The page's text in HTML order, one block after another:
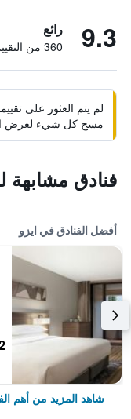
9.3 رائع
360 من التقييمات تم التحقق منها
لم يتم العثور على
مسح كل شيء لعرض
فنادق مشابهة
أفضل الفنادق في ايزو
شاهد المزيد من أهم